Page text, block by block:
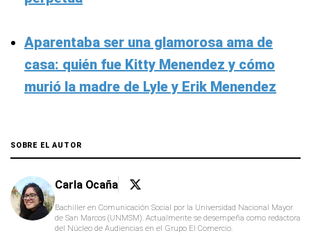
Aparentaba ser una glamorosa ama de
casa: quién fue Kitty Menendez y cómo
murió la madre de Lyle y Erik Menendez
SOBRE EL AUTOR
Carla Ocaña
Bachiller en Comunicación Social por la Universidad Nacional Mayor
de San Marcos (UNMSM). Actualmente se desempeña como redactora
del Núcleo de Audiencias en el Grupo El Comercio.